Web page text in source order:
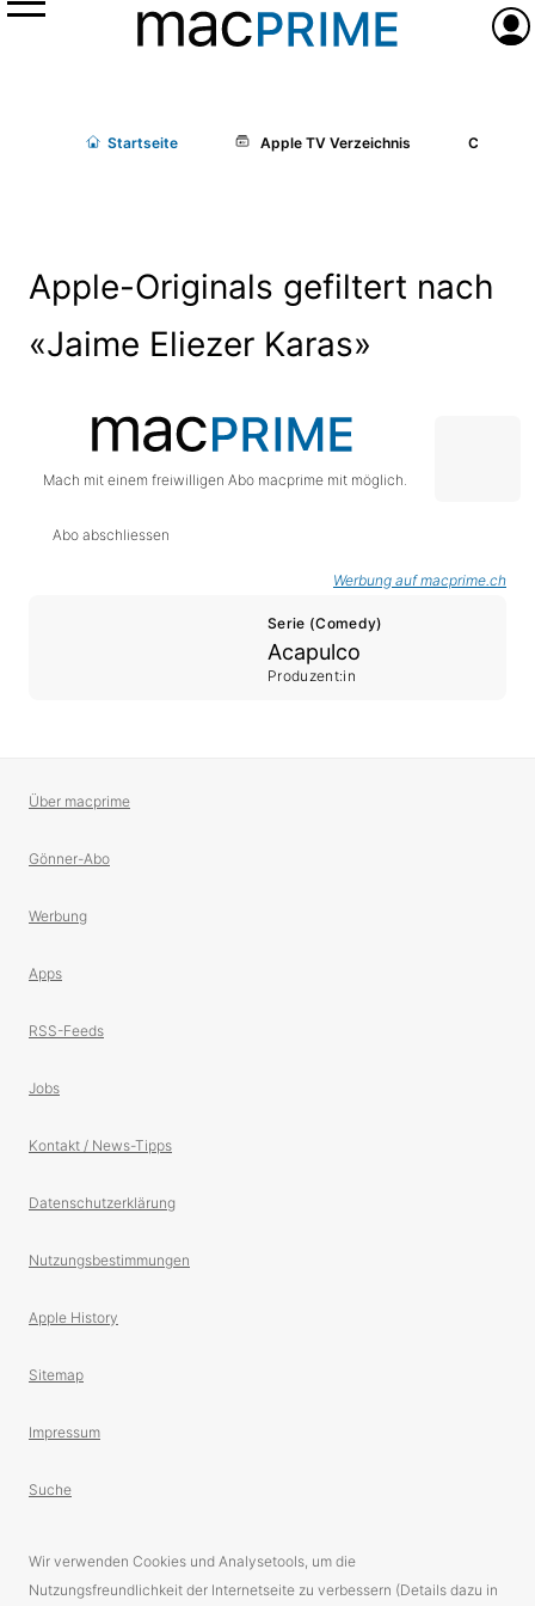
Menü
Startseite Apple TV Verzeichnis Cast/
Apple-Originals gefiltert nach
«Jaime Eliezer Karas»
Mach mit einem freiwilligen Abo macprime mit möglich.
Abo abschliessen
Werbung auf macprime.ch
Serie (Comedy)
Acapulco
Produzent:in
Über macprime
Gönner-Abo
Werbung
Apps
RSS-Feeds
Jobs
Kontakt / News-Tipps
Datenschutzerklärung
Nutzungsbestimmungen
Apple History
Sitemap
Impressum
Suche
Wir verwenden Cookies und Analysetools, um die
Nutzungsfreundlichkeit der Internetseite zu verbessern (Details dazu in